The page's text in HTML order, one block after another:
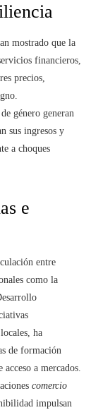
mostrado que la
financieros,
precios,
género generan
sus ingresos y
a choques
e
entre
como la
ha
de formación
a mercados.
comercio
impulsan